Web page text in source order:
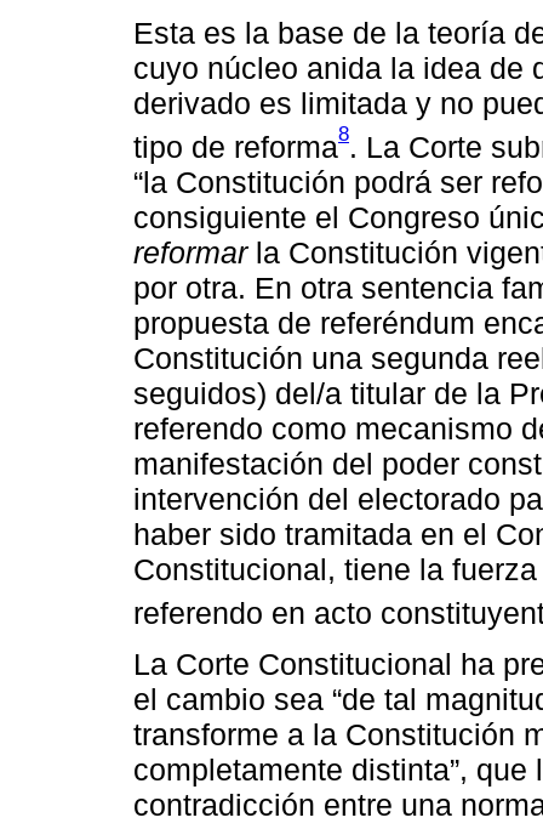
Esta es la base de la teoría
cuyo núcleo anida la idea de
derivado es limitada y no
tipo de reforma8. La Corte
“la Constitución podrá ser
consiguiente el Congreso
reformar la Constitución
por otra. En otra sentencia
propuesta de referéndum
Constitución una segunda
seguidos) del/a titular de la
referendo como mecanismo
manifestación del poder
intervención del electorado
haber sido tramitada en el
Constitucional, tiene la
referendo en acto
La Corte Constitucional ha
el cambio sea “de tal
transforme a la Constitución
completamente distinta”,
contradicción entre una